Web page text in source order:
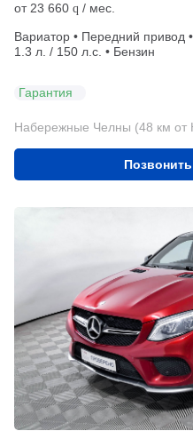
от 23 660 q / мес.
Вариатор • Передний привод
1.3 л. / 150 л.с. • Бензин
Гарантия
Набережные Челны (48 км от